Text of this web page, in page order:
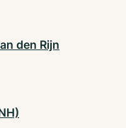
den Rijn